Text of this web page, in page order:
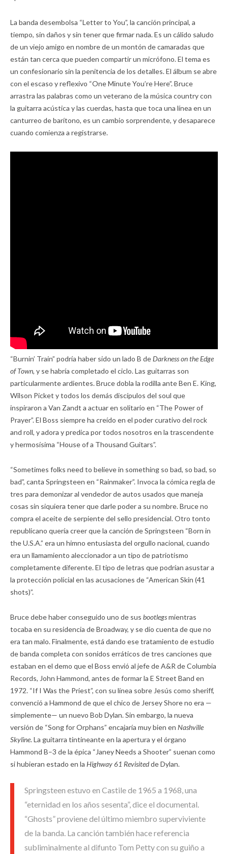
La banda desembolsa “Letter to You”, la canción principal, a
tiempo, sin daños y sin tener que firmar nada. Es un cálido saludo
de un viejo amigo en nombre de un montón de camaradas que
están tan cerca que pueden compartir un micrófono. El tema es
un confesionario sin la penitencia de los detalles. El álbum se abre
con el escaso y reflexivo “One Minute You’re Here”. Bruce
arrastra las palabras como un veterano de la música country con
la guitarra acústica y las cuerdas, hasta que toca una línea en un
canturreo de barítono, es un cambio sorprendente, y desaparece
cuando comienza a registrarse.
“Burnin’ Train” podría haber sido un lado B deDarkness on the Edge
of Town, y se habría completado el ciclo. Las guitarras son
particularmente ardientes. Bruce dobla la rodilla ante Ben E. King,
Wilson Picket y todos los demás discípulos del soul que
inspiraron a Van Zandt a actuar en solitario en “The Power of
Prayer”. El Boss siempre ha creído en el poder curativo del rock
and roll, y adora y predica por todos nosotros en la trascendente
y hermosísima “House of a Thousand Guitars”.
“Sometimes folks need to believe in something so bad, so bad, so
bad”, canta Springsteen en “Rainmaker”. Invoca la cómica regla de
tres para demonizar al vendedor de autos usados ​​que maneja
cosas sin siquiera tener que darle poder a su nombre. Bruce no
compra el aceite de serpiente del sello presidencial. Otro tonto
republicano quería creer que la canción de Springsteen “Born in
the U.S.A.” era un himno entusiasta del orgullo nacional, cuando
era un llamamiento aleccionador a un tipo de patriotismo
completamente diferente. El tipo de letras que podrían asustar a
la protección policial en las acusaciones de “American Skin (41
shots)”.
Bruce debe haber conseguido uno de sus bootlegsmientras
tocaba en su residencia de Broadway, y se dio cuenta de que no
era tan malo. Finalmente, está dando ese tratamiento de estudio
de banda completa con sonidos erráticos de tres canciones que
estaban en el demo que el Boss envió al jefe de A&R de Columbia
Records, John Hammond, antes de formar la E Street Band en
1972. “If I Was the Priest”, con su línea sobre Jesús como sheriff,
convenció a Hammond de que el chico de Jersey Shore no era —
simplemente— un nuevo Bob Dylan. Sin embargo, la nueva
versión de “Song for Orphans” encajaría muy bien en Nashville
Skyline. La guitarra tintineante en la apertura y el órgano
Hammond B–3 de la épica “Janey Needs a Shooter” suenan como
si hubieran estado en la Highway 61 Revisitedde Dylan.
Springsteen estuvo en Castile de 1965 a 1968, una
“eternidad en los años sesenta”, dice el documental.
“Ghosts” proviene del último miembro superviviente
de la banda. La canción también hace referencia
subliminalmente al difunto Tom Petty con su guiño a